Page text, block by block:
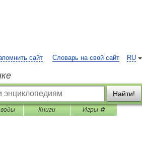
RU
сайт Словарь на свой сайт
Найти!
Книги Игры ⚽